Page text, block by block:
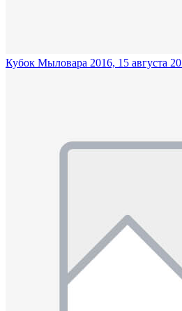
Кубок Мыловара 2016, 15 августа